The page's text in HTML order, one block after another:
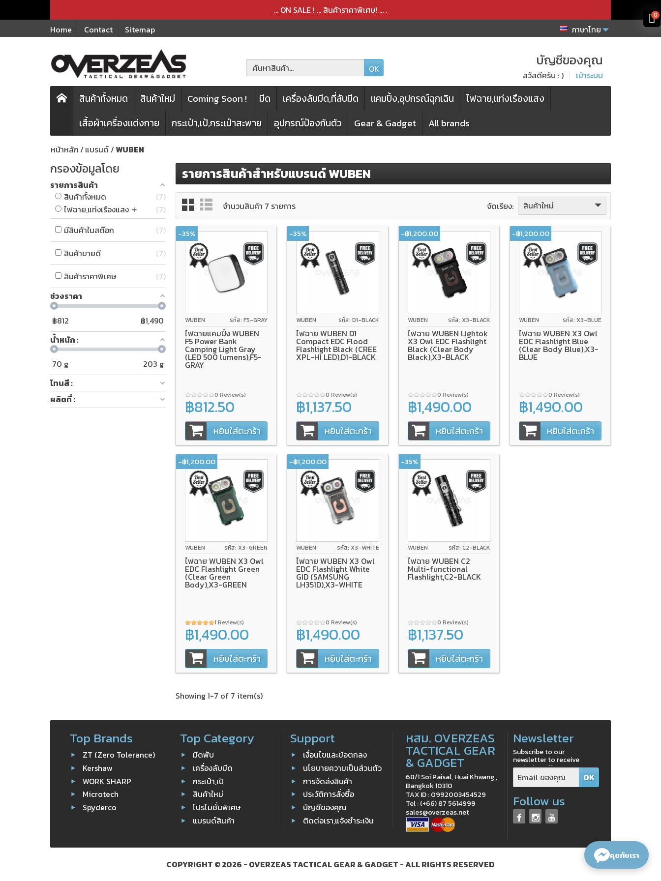
... ON SALE ! ... สินค้าราคาพิเศษ! ... .
Home
Contact Sitemap ภาษาไทย
บัญชีของคุณ
สวัสดีครับ : ) เข้าระบบ
OK
สินค้าทั้งหมด สินค้าใหม่ Coming Soon ! มีด เครื่องลับมีด,ที่ลับมีด แคมปิ้ง,อุปกรณ์ฉุกเฉิน
ไฟฉาย,แท่งเรืองแสง
เสื้อผ้าเครื่องแต่งกาย
กระเป๋า,เป้,กระเป๋าสะพาย อุปกรณ์ป้องกันตัว Gear & Gadget All brands
หน้าหลัก แบรนด์ WUBEN
กรองข้อมูลโดย
รายการสินค้า
สินค้าทั้งหมด
7
ไฟฉาย,แท่งเรืองแสง +
7
มีสินค้าในสต๊อก
7
สินค้าขายดี
7
สินค้าราคาพิเศษ
7
ช่วงราคา
฿812 ฿1,490
น้ำหนัก :
70 g 203 g
โทนสี :
ผลิตที่ :
รายการสินค้าสำหรับแบรนด์ WUBEN
จำนวนสินค้า 7 รายการ จัดเรียง: สินค้าใหม่
WUBEN รหัส: F5-GRAY
ไฟฉายแคมปิ้ง WUBEN
F5 Power Bank
Camping Light Gray
(LED 500 lumens),F5-
GRAY
0 Review(s)
-35%
฿812.50
฿1,250.00
หยิบใส่ตะกร้า
WUBEN รหัส: D1-BLACK
ไฟฉาย WUBEN D1
Compact EDC Flood
Flashlight Black (CREE
XPL-HI LED),D1-BLACK
0 Review(s)
-35%
฿1,137.50
฿1,750.00
หยิบใส่ตะกร้า
WUBEN รหัส: X3-BLACK
ไฟฉาย WUBEN Lightok
X3 Owl EDC Flashlight
Black (Clear Body
Black),X3-BLACK
0 Review(s)
-฿1,200.00
฿1,490.00
฿2,690.00
หยิบใส่ตะกร้า
WUBEN รหัส: X3-BLUE
ไฟฉาย WUBEN X3 Owl
EDC Flashlight Blue
(Clear Body Blue),X3-
BLUE
0 Review(s)
-฿1,200.00
฿1,490.00
฿2,690.00
หยิบใส่ตะกร้า
WUBEN รหัส: X3-GREEN
ไฟฉาย WUBEN X3 Owl
EDC Flashlight Green
(Clear Green
Body),X3-GREEN
1 Review(s)
-฿1,200.00
฿1,490.00
฿2,690.00
หยิบใส่ตะกร้า
WUBEN รหัส: X3-WHITE
ไฟฉาย WUBEN X3 Owl
EDC Flashlight White
GID (SAMSUNG
LH351D),X3-WHITE
0 Review(s)
-฿1,200.00
฿1,490.00
฿2,690.00
หยิบใส่ตะกร้า
WUBEN รหัส: C2-BLACK
ไฟฉาย WUBEN C2
Multi-functional
Flashlight,C2-BLACK
0 Review(s)
-35%
฿1,137.50
฿1,750.00
หยิบใส่ตะกร้า
Showing 1-7 of 7 item(s)
Top Brands
ZT (Zero Tolerance)
Kershaw
WORK SHARP
Microtech
Spyderco
Top Category
มีดพับ
เครื่องลับมีด
กระเป๋า,เป้
สินค้าใหม่
โปรโมชั่นพิเศษ
แบรนด์สินค้า
Support
เงื่อนไขและข้อตกลง
นโยบายความเป็นส่วนตัว
การจัดส่งสินค้า
ประวัติการสั่งซื้อ
บัญชีของคุณ
ติดต่อเรา,แจ้งชำระเงิน
หสม. OVERZEAS
TACTICAL GEAR
& GADGET
68/1 Soi Paisal, Huai Khwang ,
Bangkok 10310
TAX ID : 0992003454529
Tel : (+66) 87 5614999
sales@overzeas.net
Newsletter
Subscribe to our
newsletter to receive
exclusive offers
Follow us
คุยกับเรา
COPYRIGHT © 2026 - OVERZEAS TACTICAL GEAR & GADGET - ALL RIGHTS RESERVED
สินค้าได้เพิ่มลงในตะกร้าเรียบร้อยแล้ว
สินค้าได้ถูกลบออกจากตะกร้าเรียบร้อยแล้ว
0